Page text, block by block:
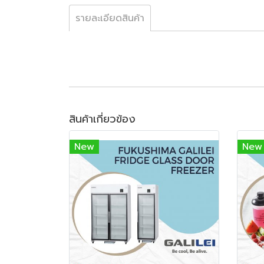
รายละเอียดสินค้า
สินค้าเกี่ยวข้อง
New New